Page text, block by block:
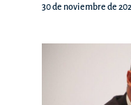
30 de noviembre de